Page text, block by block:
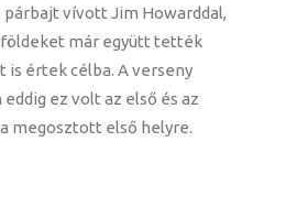
párbajt vívott Jim Howarddal,
már együtt tették
is értek célba. A verseny
ez volt az első és az
megosztott első helyre.